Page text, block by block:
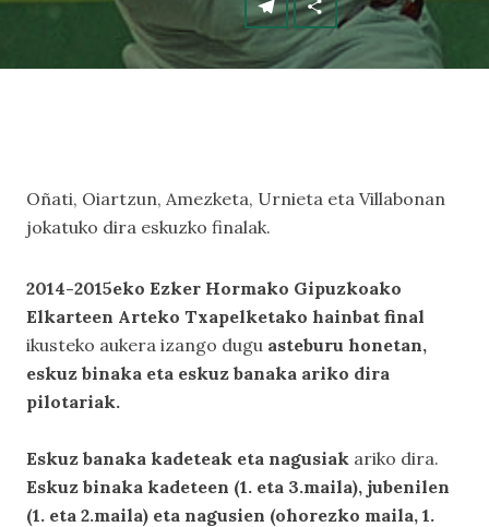
Oñati, Oiartzun, Amezketa, Urnieta eta Villabonan
jokatuko dira eskuzko finalak.
2014-2015eko Ezker Hormako Gipuzkoako
Elkarteen Arteko Txapelketako hainbat final
ikusteko aukera izango dugu asteburu honetan,
eskuz binaka eta eskuz banaka ariko dira
pilotariak.
Eskuz banaka kadeteak eta nagusiak ariko dira.
Eskuz binaka kadeteen (1. eta 3.maila), jubenilen
(1. eta 2.maila) eta nagusien (ohorezko maila, 1.